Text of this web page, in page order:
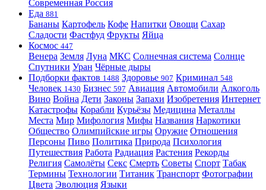
Современная Россия
Еда 881
Бананы Картофель Кофе Напитки Овощи Сахар
Сладости Фастфуд Фрукты Яйца
Космос 447
Венера Земля Луна МКС Солнечная система Солнце
Спутники Уран Чёрные дыры
Подборки фактов 1488 Здоровье 907 Криминал 548
Человек 1430 Бизнес 597 Авиация Автомобили Алкоголь
Вино Война Дети Законы Запахи Изобретения Интернет
Катастрофы Корабли Курьёзы Медицина Металлы
Места Мир Мифология Мифы Названия Наркотики
Общество Олимпийские игры Оружие Отношения
Персоны Пиво Политика Природа Психология
Путешествия Работа Радиация Растения Рекорды
Религия Самолёты Секс Смерть Советы Спорт Табак
Термины Технологии Титаник Транспорт Фотографии
Цвета Эволюция Языки